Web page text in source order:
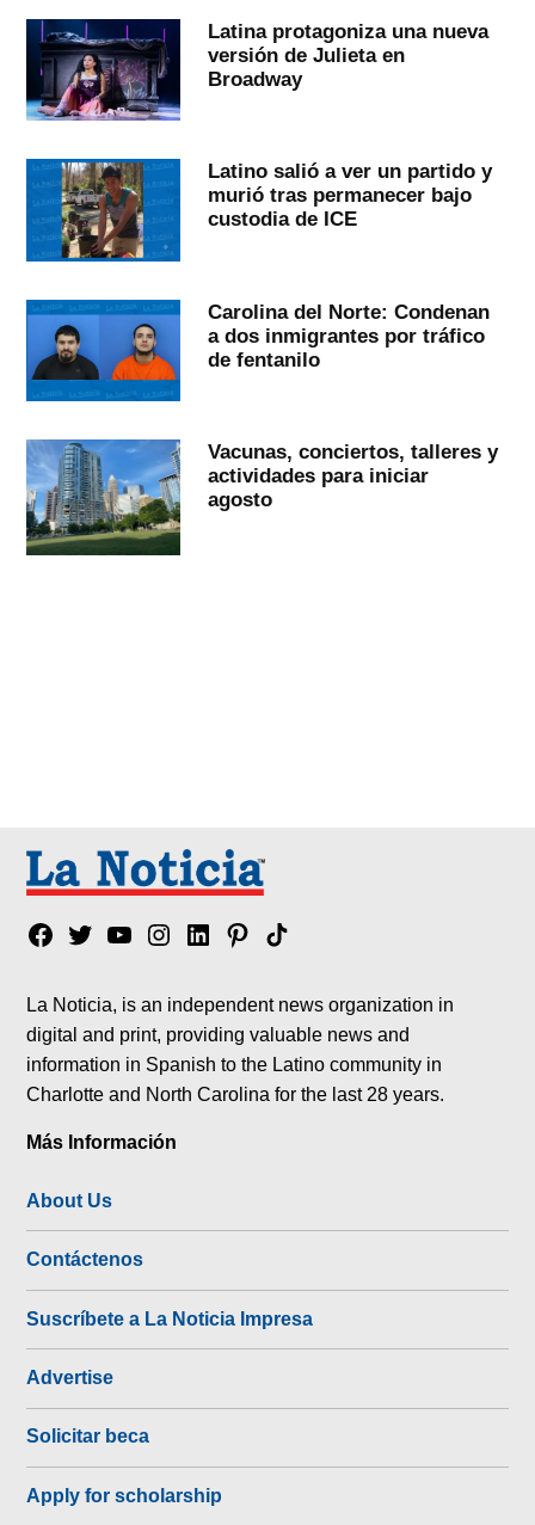
Latina protagoniza una nueva
versión de Julieta en
Broadway
Latino salió a ver un partido y
murió tras permanecer bajo
custodia de ICE
Carolina del Norte: Condenan
a dos inmigrantes por tráfico
de fentanilo
Vacunas, conciertos, talleres y
actividades para iniciar
agosto
Facebook
TwitterYouTubeInstagram
LinkedinPinterest
Tik
La Noticia, is an independent news organization in
digital and print, providing valuable news and
information in Spanish to the Latino community in
Charlotte and North Carolina for the last 28 years.
Más Información
About Us
Contáctenos
Suscríbete a La Noticia Impresa
Advertise
Solicitar beca
Apply for scholarship